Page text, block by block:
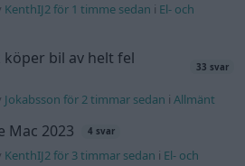
KenthIJ2 för 1 timme sedan i El- och
bil av helt fel
33 svar
Jokabsson för 2 timmar sedan iAllmänt
Mac 2023 4 svar
KenthIJ2 för 3 timmar sedan i El- och